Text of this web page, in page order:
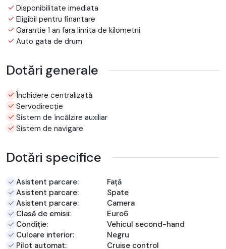
Disponibilitate imediata
Eligibil pentru finantare
Garantie 1 an fara limita de kilometrii
Auto gata de drum
Dotări generale
Închidere centralizată
Servodirecție
Sistem de încălzire auxiliar
Sistem de navigare
Dotări specifice
Asistent parcare:
Față
Asistent parcare:
Spate
Asistent parcare:
Camera
Clasă de emisii:
Euro6
Condiție:
Vehicul second-hand
Culoare interior:
Negru
Pilot automat:
Cruise control